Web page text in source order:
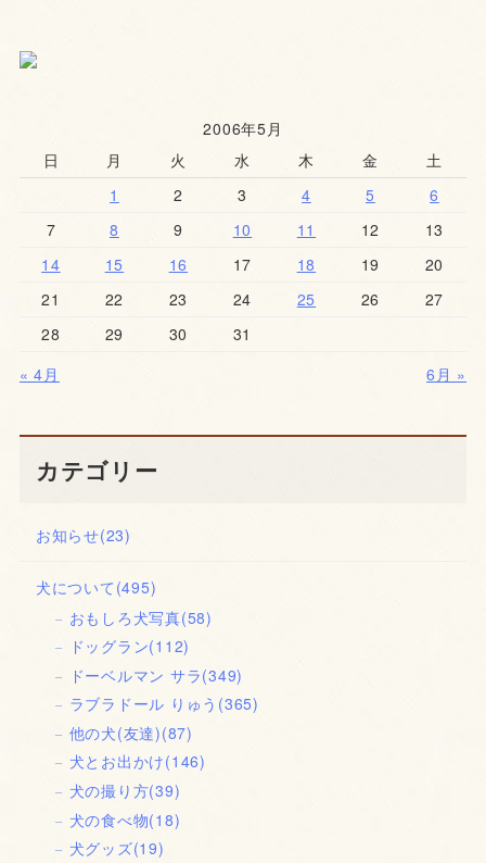
2006年5月
日
月 火 水 木 金
土
1
2 3 4 5
6
7
8 9 10 11 12
13
14
15 16 17 18 19
20
21
22 23 24 25 26
27
28
29 30
31
« 4月
6月 »
カテゴリー
お知らせ(23)
犬について (495)
おもしろ犬写真(58)
ドッグラン(112)
ドーベルマン サラ(349)
ラブラドール りゅう (365)
他の犬(友達)(87)
犬とお出かけ(146)
犬の撮り方(39)
犬の食べ物(18)
犬グッズ(19)